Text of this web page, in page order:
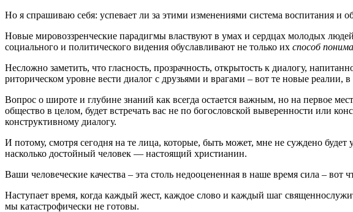
Но я спрашиваю себя: успевает ли за этими изменениями система воспитания и
Новые мировоззренческие парадигмы властвуют в умах и сердцах молодых
социального и политического видения обуславливают не только их способ
Несложно заметить, что гласность, прозрачность, открытость к диалогу,
риторическом уровне вести диалог с друзьями и врагами – вот те новые
Вопрос о широте и глубине знаний как всегда остается важным, но на первое
общество в целом, будет встречать вас не по богословской выверенности или
конструктивному диалогу.
И потому, смотря сегодня на те лица, которые, быть может, мне не суждено
насколько достойный человек — настоящий христианин.
Ваши человеческие качества – эта столь недооцененная в наше время сила –
Наступает время, когда каждый жест, каждое слово и каждый шаг
мы катастрофически не готовы.